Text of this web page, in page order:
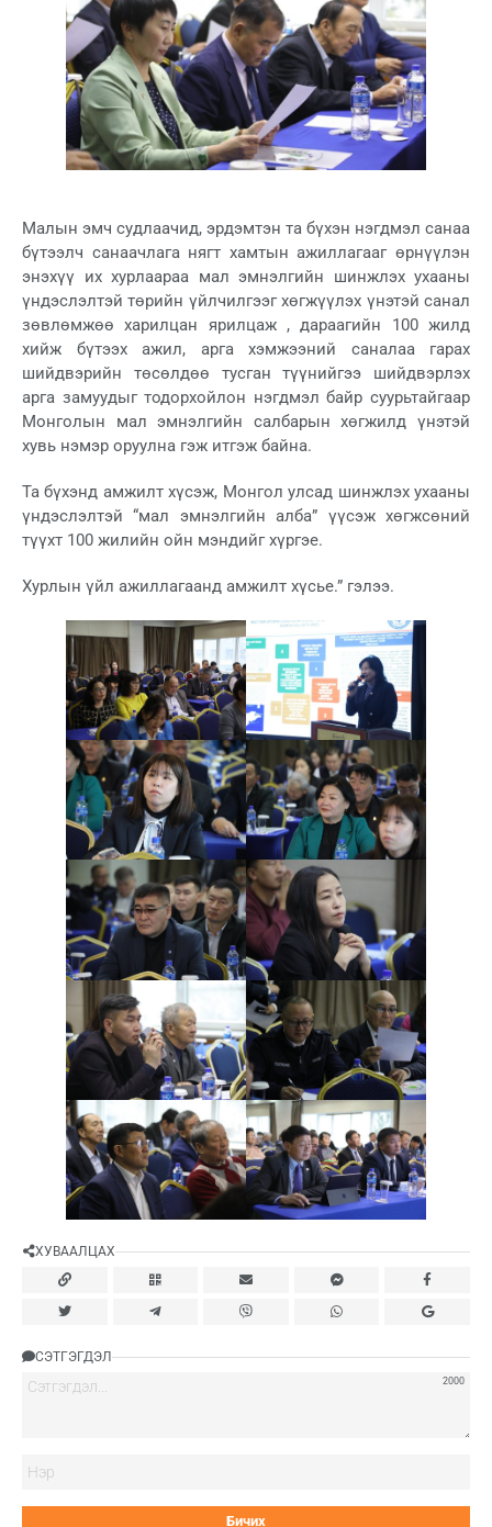
Малын эмч судлаачид, эрдэмтэн та бүхэн нэгдмэл санаа
бүтээлч санаачлага нягт хамтын ажиллагааг өрнүүлэн
энэхүү их хурлаараа мал эмнэлгийн шинжлэх ухааны
үндэслэлтэй төрийн үйлчилгээг хөгжүүлэх үнэтэй санал
зөвлөмжөө харилцан ярилцаж , дараагийн 100 жилд
хийж бүтээх ажил, арга хэмжээний саналаа гарах
шийдвэрийн төсөлдөө тусган түүнийгээ шийдвэрлэх
арга замуудыг тодорхойлон нэгдмэл байр суурьтайгаар
Монголын мал эмнэлгийн салбарын хөгжилд үнэтэй
хувь нэмэр оруулна гэж итгэж байна.
Та бүхэнд амжилт хүсэж, Монгол улсад шинжлэх ухааны
үндэслэлтэй “мал эмнэлгийн алба” үүсэж хөгжсөний
түүхт 100 жилийн ойн мэндийг хүргэе.
Хурлын үйл ажиллагаанд амжилт хүсье.” гэлээ.
ХУВААЛЦАХ
СЭТГЭГДЭЛ
2000